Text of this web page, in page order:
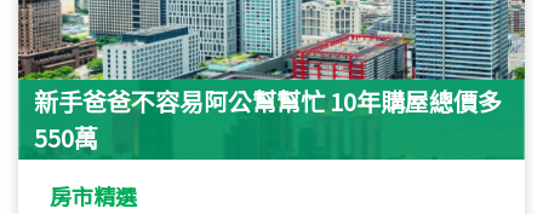
新手爸爸不容易阿公幫幫忙 10年購屋總價多
550萬
房市精選